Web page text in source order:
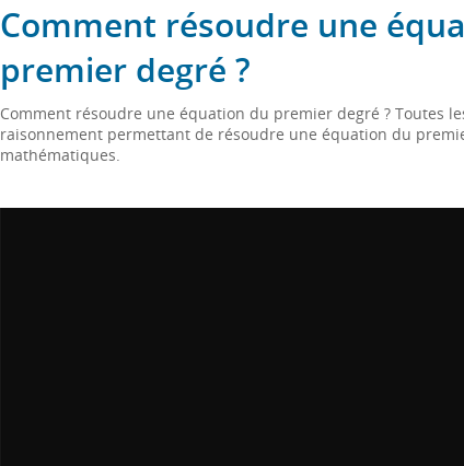
Comment résoudre une
premier degré ?
Comment résoudre une équation du premier degré ? Toutes
raisonnement permettant de résoudre une équation du
mathématiques.